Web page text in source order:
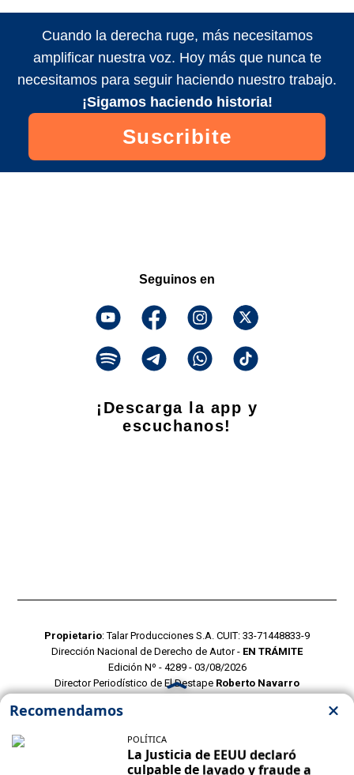
Cuando la derecha ruge, más necesitamos
amplificar nuestra voz. Hoy más que nunca te
necesitamos para seguir haciendo nuestro trabajo.
¡Sigamos haciendo historia!
Suscribite
Seguinos en
¡Descarga la app y
escuchanos!
Propietario: Talar Producciones S.A. CUIT: 33-71448833-9
Dirección Nacional de Derecho de Autor - EN TRÁMITE
Edición Nº - 4289 - 03/08/2026
Director Periodístico de El Destape Roberto Navarro
POLITICAS DE PRIVACIDAD
CONTACTO COMERCIAL